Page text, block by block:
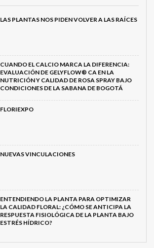
LAS PLANTAS NOS PIDEN VOLVER A LAS RAÍCES
CUANDO EL CALCIO MARCA LA DIFERENCIA:
EVALUACIÓN DE GELYFLOW® CA EN LA
NUTRICIÓN Y CALIDAD DE ROSA SPRAY BAJO
CONDICIONES DE LA SABANA DE BOGOTÁ
FLORIEXPO
NUEVAS VINCULACIONES
ENTENDIENDO LA PLANTA PARA OPTIMIZAR
LA CALIDAD FLORAL: ¿CÓMO SE ANTICIPA LA
RESPUESTA FISIOLÓGICA DE LA PLANTA BAJO
ESTRÉS HÍDRICO?